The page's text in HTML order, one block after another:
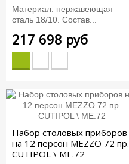
Материал: нержавеющая
сталь 18/10. Состав...
217 698 руб
Набор столовых приборов
на 12 персон MEZZO 72 пр.
CUTIPOL \ ME.72